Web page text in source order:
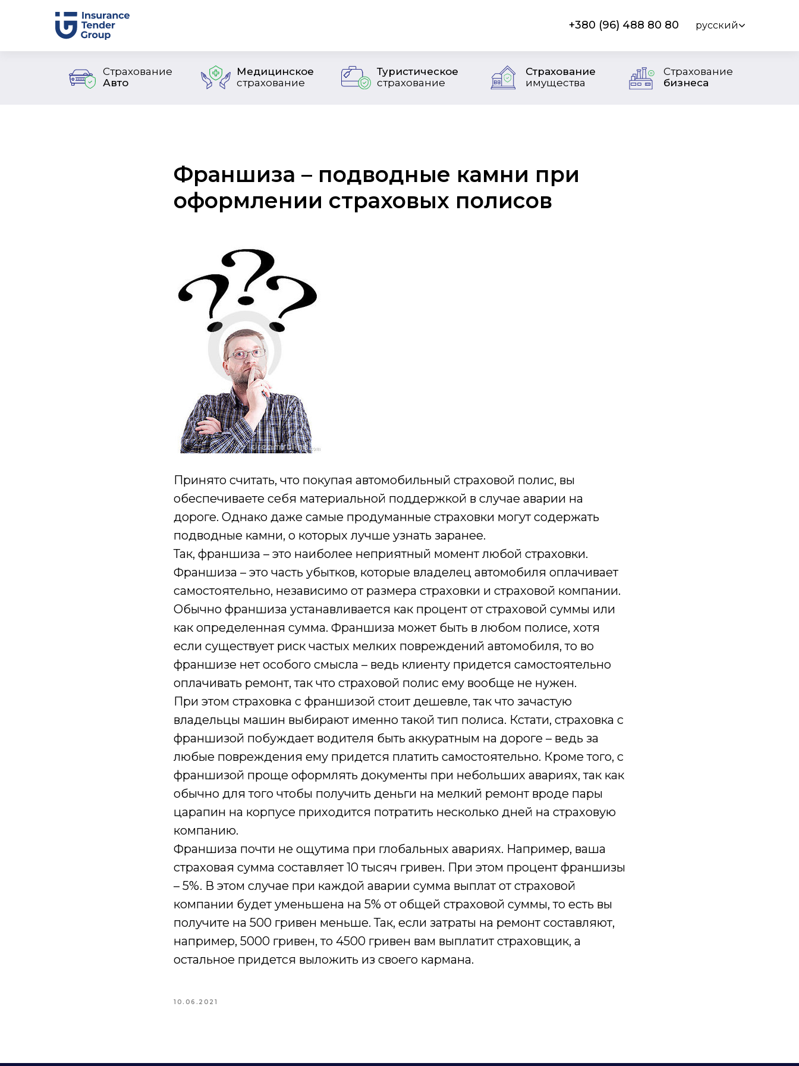
+380 (96) 488 80 80 русский
Страхование
Авто
Туристическое
страхование
Страхование
бизнеса
Медицинское
страхование
Страхование
имущества
Франшиза – подводные камни при
оформлении страховых полисов
Принято считать, что покупая автомобильный страховой полис, вы
обеспечиваете себя материальной поддержкой в случае аварии на
дороге. Однако даже самые продуманные страховки могут содержать
подводные камни, о которых лучше узнать заранее.
Так, франшиза – это наиболее неприятный момент любой страховки.
Франшиза – это часть убытков, которые владелец автомобиля оплачивает
самостоятельно, независимо от размера страховки и страховой компании.
Обычно франшиза устанавливается как процент от страховой суммы или
как определенная сумма. Франшиза может быть в любом полисе, хотя
если существует риск частых мелких повреждений автомобиля, то во
франшизе нет особого смысла – ведь клиенту придется самостоятельно
оплачивать ремонт, так что страховой полис ему вообще не нужен.
При этом страховка с франшизой стоит дешевле, так что зачастую
владельцы машин выбирают именно такой тип полиса. Кстати, страховка с
франшизой побуждает водителя быть аккуратным на дороге – ведь за
любые повреждения ему придется платить самостоятельно. Кроме того, с
франшизой проще оформлять документы при небольших авариях, так как
обычно для того чтобы получить деньги на мелкий ремонт вроде пары
царапин на корпусе приходится потратить несколько дней на страховую
компанию.
Франшиза почти не ощутима при глобальных авариях. Например, ваша
страховая сумма составляет 10 тысяч гривен. При этом процент франшизы
– 5%. В этом случае при каждой аварии сумма выплат от страховой
компании будет уменьшена на 5% от общей страховой суммы, то есть вы
получите на 500 гривен меньше. Так, если затраты на ремонт составляют,
например, 5000 гривен, то 4500 гривен вам выплатит страховщик, а
остальное придется выложить из своего кармана.
10.06.2021